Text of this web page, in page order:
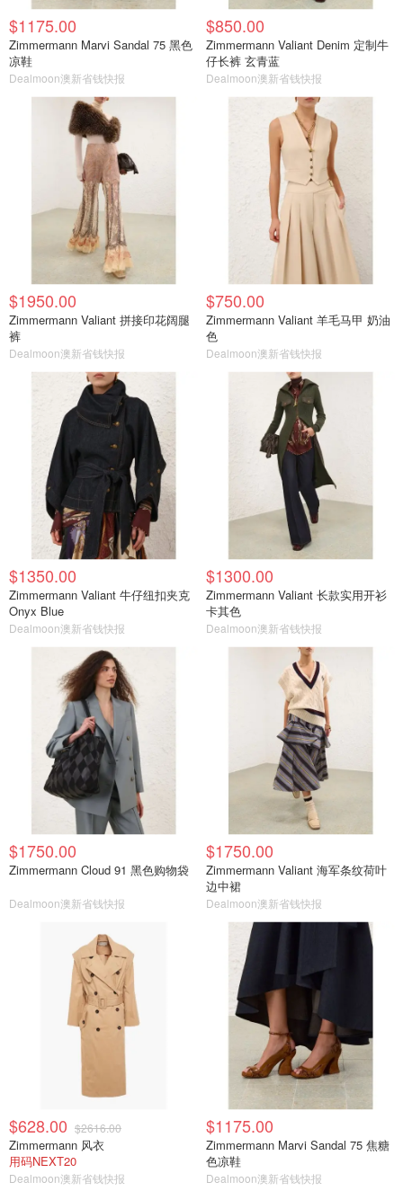
$1175.00
Zimmermann Marvi Sandal 75 黑色
凉鞋
Dealmoon澳新省钱快报
$850.00
Zimmermann Valiant Denim 定制牛
仔长裤 玄青蓝
Dealmoon澳新省钱快报
$1950.00
Zimmermann Valiant 拼接印花阔腿
裤
Dealmoon澳新省钱快报
$750.00
Zimmermann Valiant 羊毛马甲 奶油
色
Dealmoon澳新省钱快报
$1350.00
Zimmermann Valiant 牛仔纽扣夹克
Onyx Blue
Dealmoon澳新省钱快报
$1300.00
Zimmermann Valiant 长款实用开衫
卡其色
Dealmoon澳新省钱快报
$1750.00
Zimmermann Cloud 91 黑色购物袋
Dealmoon澳新省钱快报
$1750.00
Zimmermann Valiant 海军条纹荷叶
边中裙
Dealmoon澳新省钱快报
$628.00 $2616.00
Zimmermann 风衣
用码NEXT20
Dealmoon澳新省钱快报
$1175.00
Zimmermann Marvi Sandal 75 焦糖
色凉鞋
Dealmoon澳新省钱快报